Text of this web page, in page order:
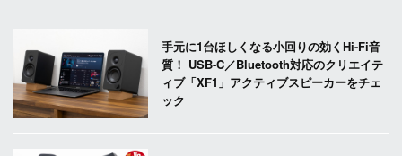
手元に1台ほしくなる小回りの効くHi-Fi音
質！ USB-C／Bluetooth対応のクリエイテ
ィブ「XF1」アクティブスピーカーをチェ
ック